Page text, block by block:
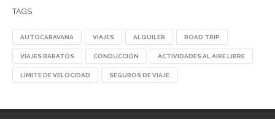
TAGS
AUTOCARAVANA VIAJES ALQUILER ROAD TRIP
VIAJES BARATOS CONDUCCIÓN ACTIVIDADES AL AIRE LIBRE
LÍMITE DE VELOCIDAD SEGUROS DE VIAJE